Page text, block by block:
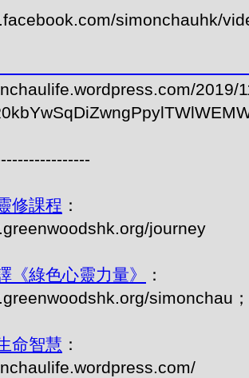
simonchauhk/
2019/
修課程 ：
journey
《綠色心靈力量》
：
simonchau
命智慧 ：